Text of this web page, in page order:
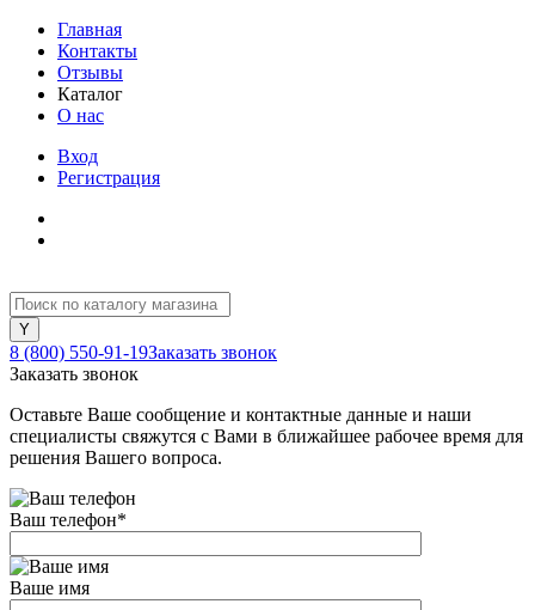
Главная
Контакты
Отзывы
Каталог
О нас
Вход
Регистрация
8 (800) 550-91-19Заказать звонок
Заказать звонок
Оставьте Ваше сообщение и контактные данные и наши
специалисты свяжутся с Вами в ближайшее рабочее время для
решения Вашего вопроса.
Ваш телефон*
Ваше имя